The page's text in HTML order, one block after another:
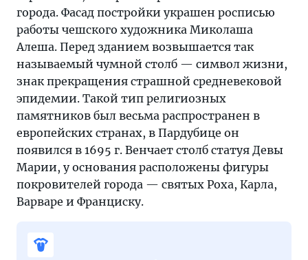
города. Фасад постройки украшен росписью
работы чешского художника Миколаша
Алеша. Перед зданием возвышается так
называемый чумной столб — символ жизни,
знак прекращения страшной средневековой
эпидемии. Такой тип религиозных
памятников был весьма распространен в
европейских странах, в Пардубице он
появился в 1695 г. Венчает столб статуя Девы
Марии, у основания расположены фигуры
покровителей города — святых Роха, Карла,
Варваре и Франциску.